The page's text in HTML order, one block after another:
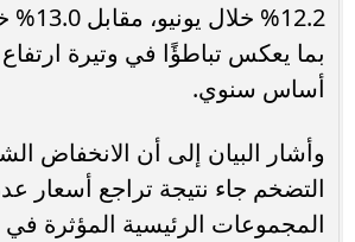
12.2%
بما يعكس تباطؤًا في وتيرة
أساس سنوي.
وأشار البيان إلى أن الانخفاض
التضخم جاء نتيجة تراجع أسعار
المجموعات الرئيسية المؤثرة